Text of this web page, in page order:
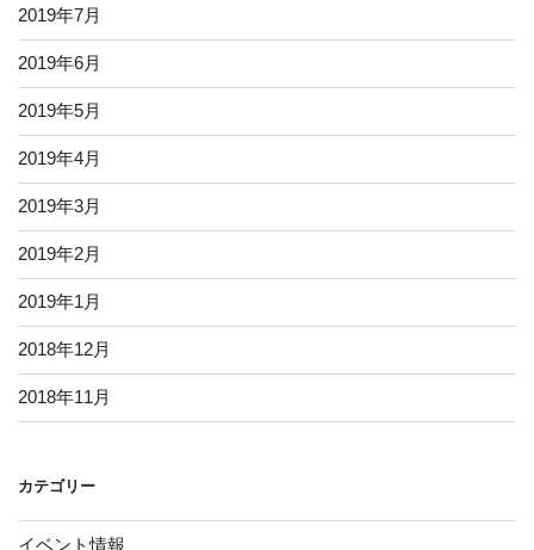
2019年7月
2019年6月
2019年5月
2019年4月
2019年3月
2019年2月
2019年1月
2018年12月
2018年11月
カテゴリー
イベント情報